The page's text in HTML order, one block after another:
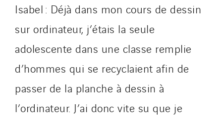
Isabel : Déjà dans mon cours de dessin
sur ordinateur, j’étais la seule
adolescente dans une classe remplie
d’hommes qui se recyclaient afin de
passer de la planche à dessin à
l’ordinateur. J’ai donc vite su que je